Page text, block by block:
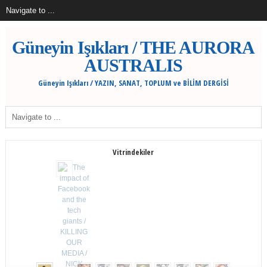
Güneyin Işıkları / THE AURORA
AUSTRALIS
Güneyin Işıkları / YAZIN, SANAT, TOPLUM ve BİLİM DERGİSİ
Vitrindekiler